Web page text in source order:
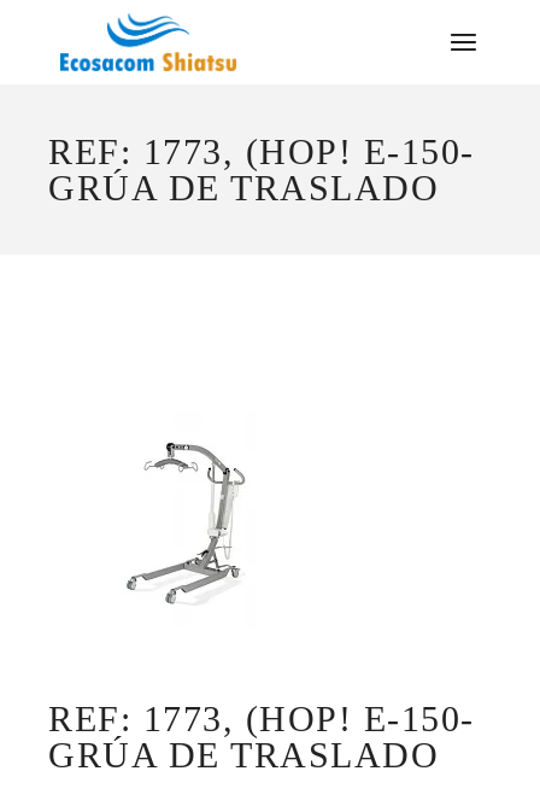
REF: 1773, (HOP! E-150-
GRÚA DE TRASLADO
REF: 1773, (HOP! E-150-
GRÚA DE TRASLADO